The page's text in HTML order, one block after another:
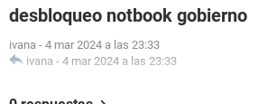
desbloqueo notbook gobierno
ivana - 4 mar 2024 a las 23:33
ivana - 4 mar 2024 a las 23:33